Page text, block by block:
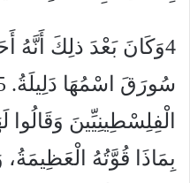
4وَكَانَ بَعْدَ ذلِكَ
الْفِلِسْطِينِيِّينَ
بِمَاذَا قُوَّتُهُ